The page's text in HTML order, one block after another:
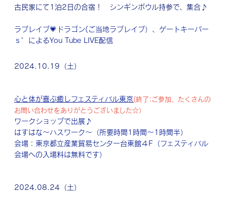
古民家にて1泊2日の合宿！
シンギンボウル持参で、集合♪
ラブレイブ💗ドラゴン(ご当地ラブレイブ）、ゲートキーパー
ｓ’によるYou Tube LIVE配信
2024.10.19（土）
心と体が喜ぶ癒しフェスティバル東京(終了:ご参加、たくさんの
お問い合わせをありがとうございました☆）
ワークショップで出展♪
はすはな～ハスワーク～（所要時間1時間～1時間半）
会場：東京都立産業貿易センター台東館４F（フェスティバル
会場への入場料は無料です）
2024.08.24（土）